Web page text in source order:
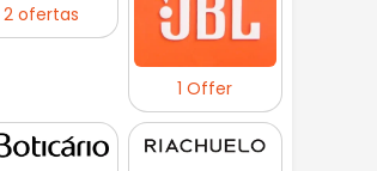
2 ofertas
1 Offer